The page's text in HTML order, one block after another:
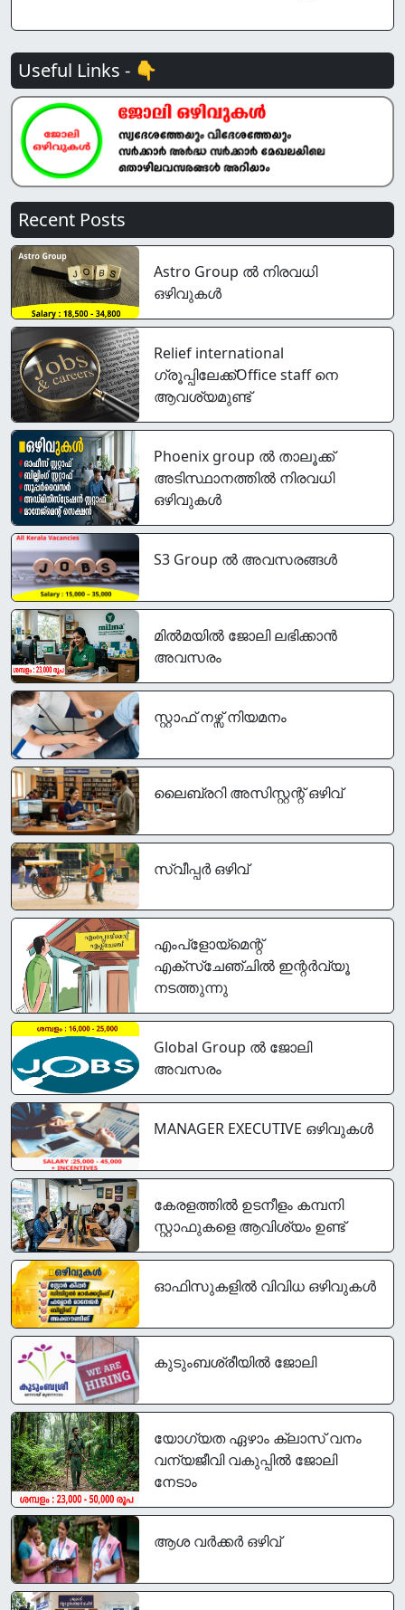
Useful Links - 👇
Recent Posts
Astro Group ൽ നിരവധി
ഒഴിവുകൾ
Relief international
ഗ്രൂപ്പിലേക്ക്Office staff നെ
ആവശ്യമുണ്ട്
Phoenix group ൽ താലൂക്ക്
അടിസ്ഥാനത്തിൽ നിരവധി
ഒഴിവുകൾ
S3 Group ൽ അവസരങ്ങൾ
മിൽമയിൽ ജോലി ലഭിക്കാൻ
അവസരം
സ്റ്റാഫ് നഴ്സ് നിയമനം
ലൈബ്രറി അസിസ്റ്റന്റ് ഒഴിവ്
സ്വീപ്പര്‍ ഒഴിവ്
എംപ്‌ളോയ്‌മെന്റ്
എക്‌സ്‌ചേഞ്ചില്‍ ഇന്റർവ്യൂ
നടത്തുന്നു
Global Group ൽ ജോലി
അവസരം
MANAGER EXECUTIVE ഒഴിവുകൾ
കേരളത്തിൽ ഉടനീളം കമ്പനി
സ്റ്റാഫുകളെ ആവിശ്യം ഉണ്ട്
ഓഫിസുകളിൽ വിവിധ ഒഴിവുകൾ
കുടുംബശ്രീയിൽ ജോലി
യോഗ്യത ഏഴാം ക്ലാസ് വനം
വന്യജീവി വകുപ്പിൽ ജോലി
നേടാം
ആശ വർക്കർ ഒഴിവ്